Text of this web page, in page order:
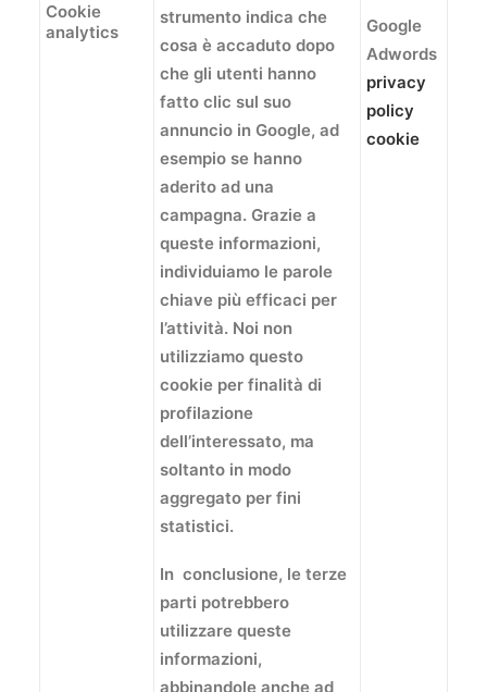
Cookie
analytics
strumento indica che
cosa è accaduto dopo
che gli utenti hanno
fatto clic sul suo
annuncio in Google, ad
esempio se hanno
aderito ad una
campagna. Grazie a
queste informazioni,
individuiamo le parole
chiave più efficaci per
l’attività. Noi non
utilizziamo questo
cookie per finalità di
profilazione
dell’interessato, ma
soltanto in modo
aggregato per fini
statistici.
In conclusione, le terze
parti potrebbero
utilizzare queste
informazioni,
abbinandole anche ad
Google
Adwords
privacy
policy
cookie